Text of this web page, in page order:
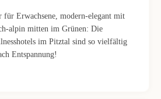
Erwachsene, modern-elegant mit
alpin mitten im Grünen: Die
im Pitztal sind so vielfältig
Entspannung!